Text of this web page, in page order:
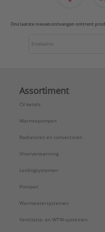
Serie:
LS range
Ons laatste nieuws ontvangen omtrent
Assortiment
CV-ketels
Warmtepompen
Radiatoren en convectoren
Vloerverwarming
Leidingsystemen
Pompen
Warmwatersystemen
Ventilatie- en WTW-systemen